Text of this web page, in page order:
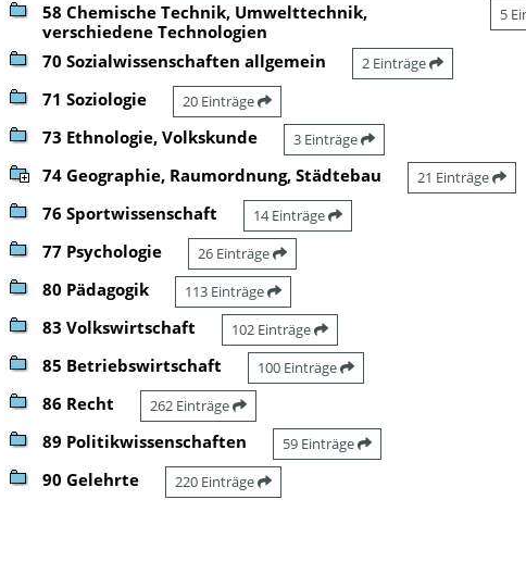
58 Chemische Technik, Umwelttechnik,
verschiedene Technologien
5
70 Sozialwissenschaften allgemein 2 Einträge
71 Soziologie 20 Einträge
73 Ethnologie, Volkskunde 3 Einträge
74 Geographie, Raumordnung, Städtebau 21 Einträge
76 Sportwissenschaft 14 Einträge
77 Psychologie 26 Einträge
80 Pädagogik 113 Einträge
83 Volkswirtschaft 102 Einträge
85 Betriebswirtschaft 100 Einträge
86 Recht 262 Einträge
89 Politikwissenschaften 59 Einträge
90 Gelehrte 220 Einträge